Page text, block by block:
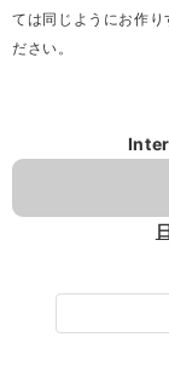
ては同じようにお作り
ださい。